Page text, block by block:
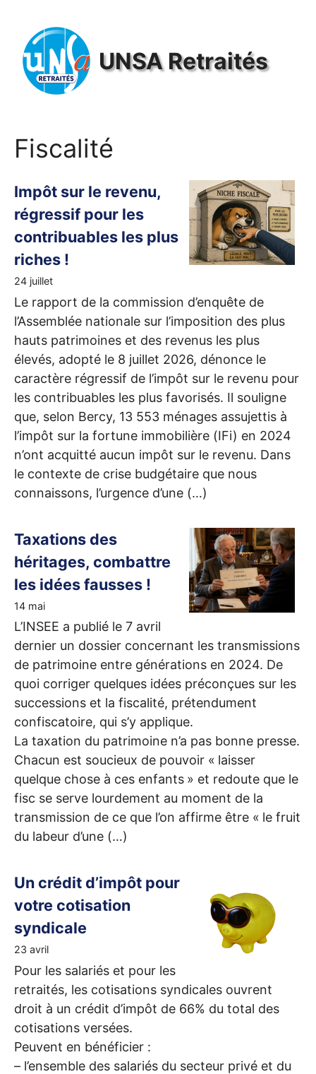
UNSARetraités
Fiscalité
Impôt sur le revenu,
régressif pour les
contribuables les plus
riches !
24 juillet
Le rapport de la commission d’enquête de
l’Assemblée nationale sur l’imposition des plus
hauts patrimoines et des revenus les plus
élevés, adopté le 8 juillet 2026, dénonce le
caractère régressif de l’impôt sur le revenu pour
les contribuables les plus favorisés. Il souligne
que, selon Bercy, 13 553 ménages assujettis à
l’impôt sur la fortune immobilière (IFi) en 2024
n’ont acquitté aucun impôt sur le revenu. Dans
le contexte de crise budgétaire que nous
connaissons, l’urgence d’une (…)
Taxations des
héritages, combattre
les idées fausses !
14 mai
L’INSEE a publié le 7 avril
dernier un dossier concernant les transmissions
de patrimoine entre générations en 2024. De
quoi corriger quelques idées préconçues sur les
successions et la fiscalité, prétendument
confiscatoire, qui s’y applique.
La taxation du patrimoine n’a pas bonne presse.
Chacun est soucieux de pouvoir « laisser
quelque chose à ces enfants » et redoute que le
fisc se serve lourdement au moment de la
transmission de ce que l’on affirme être « le fruit
du labeur d’une (…)
Un crédit d’impôt pour
votre cotisation
syndicale
23 avril
Pour les salariés et pour les
retraités, les cotisations syndicales ouvrent
droit à un crédit d’impôt de 66% du total des
cotisations versées.
Peuvent en bénéficier :
– l’ensemble des salariés du secteur privé et du